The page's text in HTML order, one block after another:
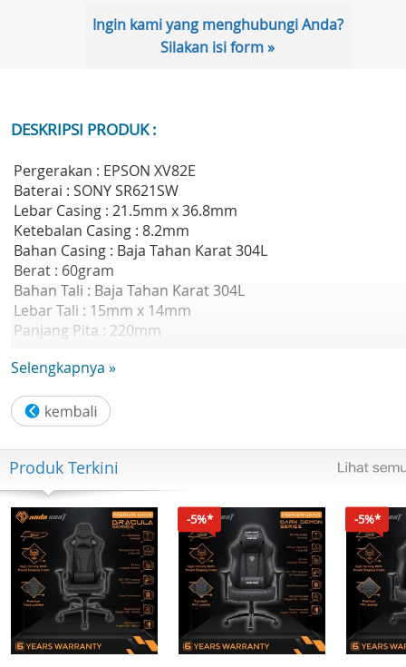
Ingin kami yang menghubungi Anda?
Silakan isi form »
DESKRIPSI PRODUK :
Pergerakan : EPSON XV82E
Baterai : SONY SR621SW
Lebar Casing : 21.5mm x 36.8mm
Ketebalan Casing : 8.2mm
Bahan Casing : Baja Tahan Karat 304L
Berat : 60gram
Bahan Tali : Baja Tahan Karat 304L
Lebar Tali : 15mm x 14mm
Panjang Pita : 220mm
Tahan Air : 3 ATM
Include Box, Jam Tangan, Kartu Garansi, Manual
Selengkapnya »
Produk Terkini
-5%* -5%*